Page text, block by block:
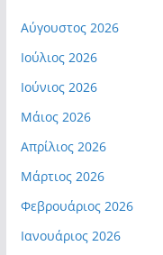
Αύγουστος 2026
Ιούλιος 2026
Ιούνιος 2026
Μάιος 2026
Απρίλιος 2026
Μάρτιος 2026
Φεβρουάριος 2026
Ιανουάριος 2026